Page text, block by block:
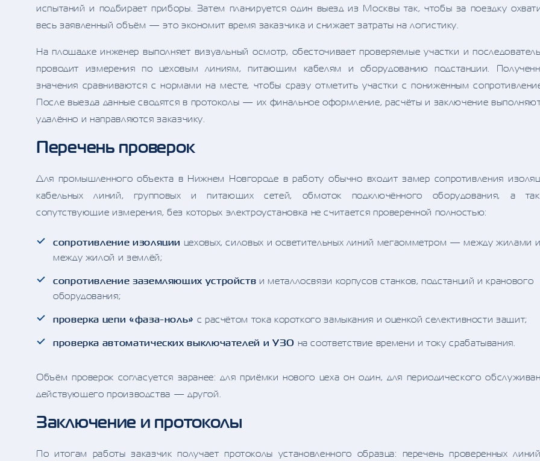
испытаний и подбирает приборы. Затем планируется один выезд из Москвы так, чтобы за поездку
весь заявленный объём — это экономит время заказчика и снижает затраты на логистику.
На площадке инженер выполняет визуальный осмотр, обесточивает проверяемые участки и
проводит измерения по цеховым линиям, питающим кабелям и оборудованию подстанции.
значения сравниваются с нормами на месте, чтобы сразу отметить участки с пониженным
После выезда данные сводятся в протоколы — их финальное оформление, расчёты и заключение
удалённо и направляются заказчику.
Перечень проверок
Для промышленного объекта в Нижнем Новгороде в работу обычно входит замер сопротивления
кабельных линий, групповых и питающих сетей, обмоток подключённого оборудования, а
сопутствующие измерения, без которых электроустановка не считается проверенной полностью:
сопротивление изоляции цеховых, силовых и осветительных линий мегаомметром — между жилами и
между жилой и землёй;
сопротивление заземляющих устройств и металлосвязи корпусов станков, подстанций и кранового
оборудования;
проверка цепи «фаза-ноль» с расчётом тока короткого замыкания и оценкой селективности защит;
проверка автоматических выключателей и УЗО на соответствие времени и току срабатывания.
Объём проверок согласуется заранее: для приёмки нового цеха он один, для периодического
действующего производства — другой.
Заключение и протоколы
По итогам работы заказчик получает протоколы установленного образца: перечень проверенных